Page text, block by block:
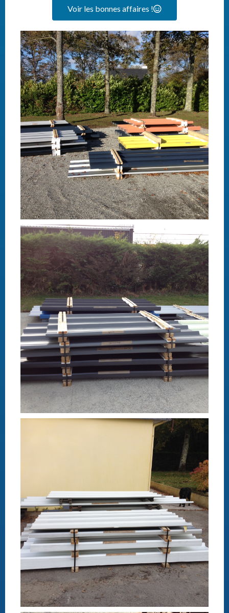
Voir les bonnes affaires !